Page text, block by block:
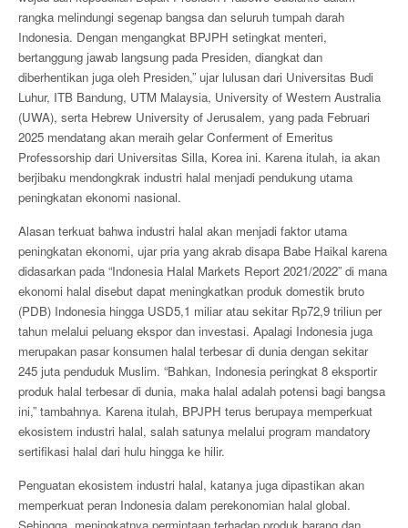
rangka melindungi segenap bangsa dan seluruh tumpah darah
Indonesia. Dengan mengangkat BPJPH setingkat menteri,
bertanggung jawab langsung pada Presiden, diangkat dan
diberhentikan juga oleh Presiden,” ujar lulusan dari Universitas Budi
Luhur, ITB Bandung, UTM Malaysia, University of Western Australia
(UWA), serta Hebrew University of Jerusalem, yang pada Februari
2025 mendatang akan meraih gelar Conferment of Emeritus
Professorship dari Universitas Silla, Korea ini. Karena itulah, ia akan
berjibaku mendongkrak industri halal menjadi pendukung utama
peningkatan ekonomi nasional.
Alasan terkuat bahwa industri halal akan menjadi faktor utama
peningkatan ekonomi, ujar pria yang akrab disapa Babe Haikal karena
didasarkan pada “Indonesia Halal Markets Report 2021/2022” di mana
ekonomi halal disebut dapat meningkatkan produk domestik bruto
(PDB) Indonesia hingga USD5,1 miliar atau sekitar Rp72,9 triliun per
tahun melalui peluang ekspor dan investasi. Apalagi Indonesia juga
merupakan pasar konsumen halal terbesar di dunia dengan sekitar
245 juta penduduk Muslim. “Bahkan, Indonesia peringkat 8 eksportir
produk halal terbesar di dunia, maka halal adalah potensi bagi bangsa
ini,” tambahnya. Karena itulah, BPJPH terus berupaya memperkuat
ekosistem industri halal, salah satunya melalui program mandatory
sertifikasi halal dari hulu hingga ke hilir.
Penguatan ekosistem industri halal, katanya juga dipastikan akan
memperkuat peran Indonesia dalam perekonomian halal global.